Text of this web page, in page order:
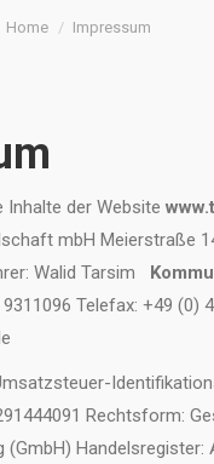
Home Impressum
der Website
mbH Meierstraße
Walid Tarsim
Telefax: +49 (0)
Rechtsform:
(GmbH) Handelsregister: